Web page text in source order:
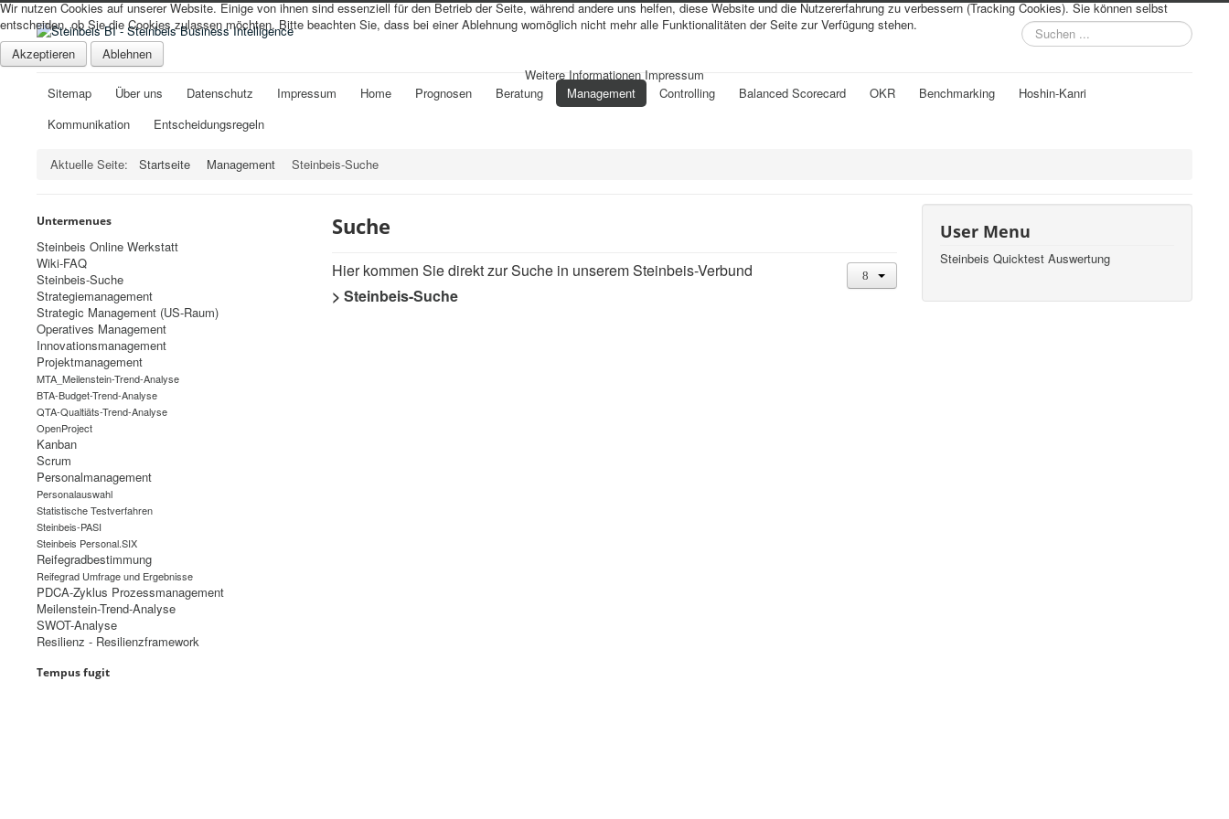
Suchen
...
Sitemap Über uns Datenschutz Impressum Home Prognosen Beratung Management Controlling Balanced Scorecard OKR Benchmarking
Hoshin-Kanri
Kommunikation
Entscheidungsregeln
Aktuelle Seite: Startseite Management Steinbeis-Suche
Untermenues
Steinbeis Online Werkstatt
Wiki-FAQ
Steinbeis-Suche
Strategiemanagement
Strategic Management (US-Raum)
Operatives Management
Innovationsmanagement
Projektmanagement
MTA_Meilenstein-Trend-Analyse
BTA-Budget-Trend-Analyse
QTA-Qualtiäts-Trend-Analyse
OpenProject
Kanban
Scrum
Personalmanagement
Personalauswahl
Statistische Testverfahren
Steinbeis-PASI
Steinbeis Personal.SIX
Reifegradbestimmung
Reifegrad Umfrage und Ergebnisse
PDCA-Zyklus Prozessmanagement
Meilenstein-Trend-Analyse
SWOT-Analyse
Resilienz - Resilienzframework
Tempus fugit
Suche
Hier kommen Sie direkt zur Suche in unserem Steinbeis-Verbund
> Steinbeis-Suche
User Menu
Steinbeis Quicktest Auswertung
Wir nutzen Cookies auf unserer Website. Einige von ihnen sind essenziell für den Betrieb der Seite, während andere uns helfen, diese Website und die Nutzererfahrung zu verbessern (Tracking Cookies). Sie können selbst
entscheiden, ob Sie die Cookies zulassen möchten. Bitte beachten Sie, dass bei einer Ablehnung womöglich nicht mehr alle Funktionalitäten der Seite zur Verfügung stehen.
Akzeptieren
Ablehnen
Weitere Informationen Impressum